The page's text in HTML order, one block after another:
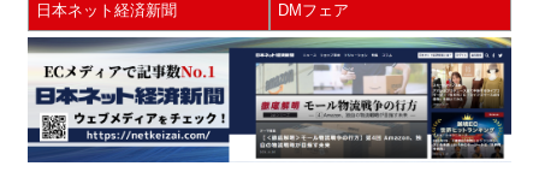
日本ネット経済新聞 DMフェア